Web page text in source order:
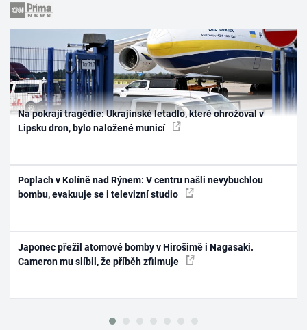
Na pokraji tragédie: Ukrajinské letadlo, které ohrožoval v
Lipsku dron, bylo naložené municí
Poplach v Kolíně nad Rýnem: V centru našli nevybuchlou
bombu, evakuuje se i televizní studio
Japonec přežil atomové bomby v Hirošimě i Nagasaki.
Cameron mu slíbil, že příběh zfilmuje